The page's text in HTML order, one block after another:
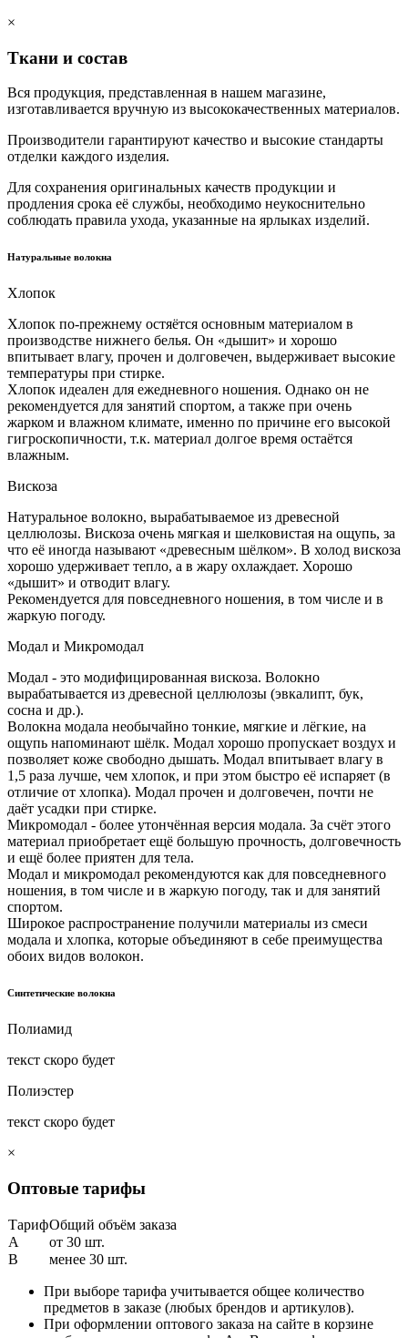
×
Ткани и состав
Вся продукция, представленная в нашем магазине,
изготавливается вручную из высококачественных материалов.
Производители гарантируют качество и высокие стандарты
отделки каждого изделия.
Для сохранения оригинальных качеств продукции и
продления срока её службы, необходимо неукоснительно
соблюдать правила ухода, указанные на ярлыках изделий.
Натуральные волокна
Хлопок
Хлопок по-прежнему остяётся основным материалом в
производстве нижнего белья. Он «дышит» и хорошо
впитывает влагу, прочен и долговечен, выдерживает высокие
температуры при стирке.
Хлопок идеален для ежедневного ношения. Однако он не
рекомендуется для занятий спортом, а также при очень
жарком и влажном климате, именно по причине его высокой
гигроскопичности, т.к. материал долгое время остаётся
влажным.
Вискоза
Натуральное волокно, вырабатываемое из древесной
целлюлозы. Вискоза очень мягкая и шелковистая на ощупь, за
что её иногда называют «древесным шёлком». В холод вискоза
хорошо удерживает тепло, а в жару охлаждает. Хорошо
«дышит» и отводит влагу.
Рекомендуется для повседневного ношения, в том числе и в
жаркую погоду.
Модал и Микромодал
Модал - это модифицированная вискоза. Волокно
вырабатывается из древесной целлюлозы (эвкалипт, бук,
сосна и др.).
Волокна модала необычайно тонкие, мягкие и лёгкие, на
ощупь напоминают шёлк. Модал хорошо пропускает воздух и
позволяет коже свободно дышать. Модал впитывает влагу в
1,5 раза лучше, чем хлопок, и при этом быстро её испаряет (в
отличие от хлопка). Модал прочен и долговечен, почти не
даёт усадки при стирке.
Микромодал - более утончённая версия модала. За счёт этого
материал приобретает ещё большую прочность, долговечность
и ещё более приятен для тела.
Модал и микромодал рекомендуются как для повседневного
ношения, в том числе и в жаркую погоду, так и для занятий
спортом.
Широкое распространение получили материалы из смеси
модала и хлопка, которые объединяют в себе преимущества
обоих видов волокон.
Синтетические волокна
Полиамид
текст скоро будет
Полиэстер
текст скоро будет
×
Оптовые тарифы
ТарифОбщий объём заказа
A
от 30 шт.
B
менее 30 шт.
При выборе тарифа учитывается общее количество
предметов в заказе (любых брендов и артикулов).
При оформлении оптового заказа на сайте в корзине